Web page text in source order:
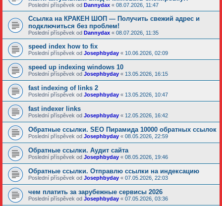
Poslední příspěvek od Dannydax « 08.07.2026, 11:47
Ссылка на КРАКЕН ШОП — Получить свежий адрес и
подключиться без проблем!
Poslední příspěvek od Dannydax « 08.07.2026, 11:35
speed index how to fix
Poslední příspěvek od Josephbyday « 10.06.2026, 02:09
speed up indexing windows 10
Poslední příspěvek od Josephbyday « 13.05.2026, 16:15
fast indexing of links 2
Poslední příspěvek od Josephbyday « 13.05.2026, 10:47
fast indexer links
Poslední příspěvek od Josephbyday « 12.05.2026, 16:42
Обратные ссылки. SEO Пирамида 10000 обратных ссылок
Poslední příspěvek od Josephbyday « 08.05.2026, 22:59
Обратные ссылки. Аудит сайта
Poslední příspěvek od Josephbyday « 08.05.2026, 19:46
Обратные ссылки. Отправлю ссылки на индексацию
Poslední příspěvek od Josephbyday « 07.05.2026, 22:03
чем платить за зарубежные сервисы 2026
Poslední příspěvek od Josephbyday « 07.05.2026, 03:36